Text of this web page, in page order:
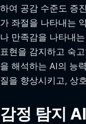
하여 공감 수준도 증
가 좌절을 나타내는
나 만족감을 나타내
표현을 감지하고 숙
을 해석하는 AI의 능
질을 향상시키고, 상
감정 탐지